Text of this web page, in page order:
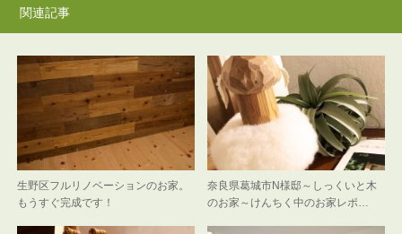
関連記事
生野区フルリノベーションのお家。
もうすぐ完成です！
奈良県葛城市N様邸～しっくいと木
のお家～けんちく中のお家レポ…